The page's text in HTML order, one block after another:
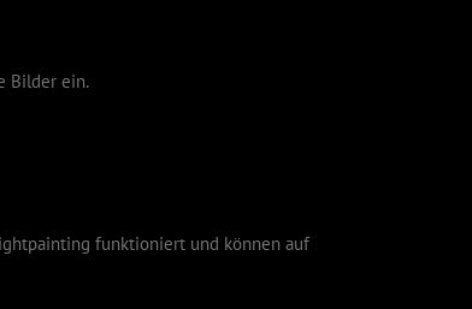
Bilder ein.
funktioniert und können auf